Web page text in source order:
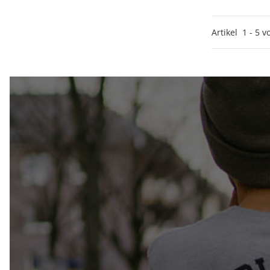
Artikel 1 - 5